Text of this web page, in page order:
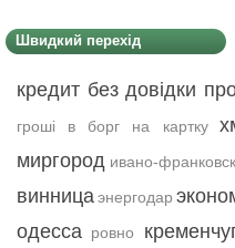
Швидкий перехід
кредит без довідки
гроші в борг на картку
миргород ивано-франковск
винницаэнергодар
одесса ровно